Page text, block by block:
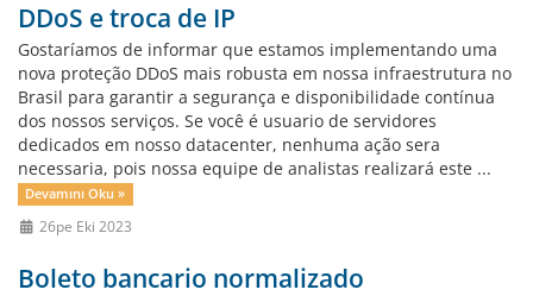
DDoS e troca de IP
Gostaríamos de informar que estamos implementando uma
nova proteção DDoS mais robusta em nossa infraestrutura no
Brasil para garantir a segurança e disponibilidade contínua
dos nossos serviços. Se você é usuario de servidores
dedicados em nosso datacenter, nenhuma ação sera
necessaria, pois nossa equipe de analistas realizará este ...
Devamını Oku »
26pe Eki 2023
Boleto bancario normalizado